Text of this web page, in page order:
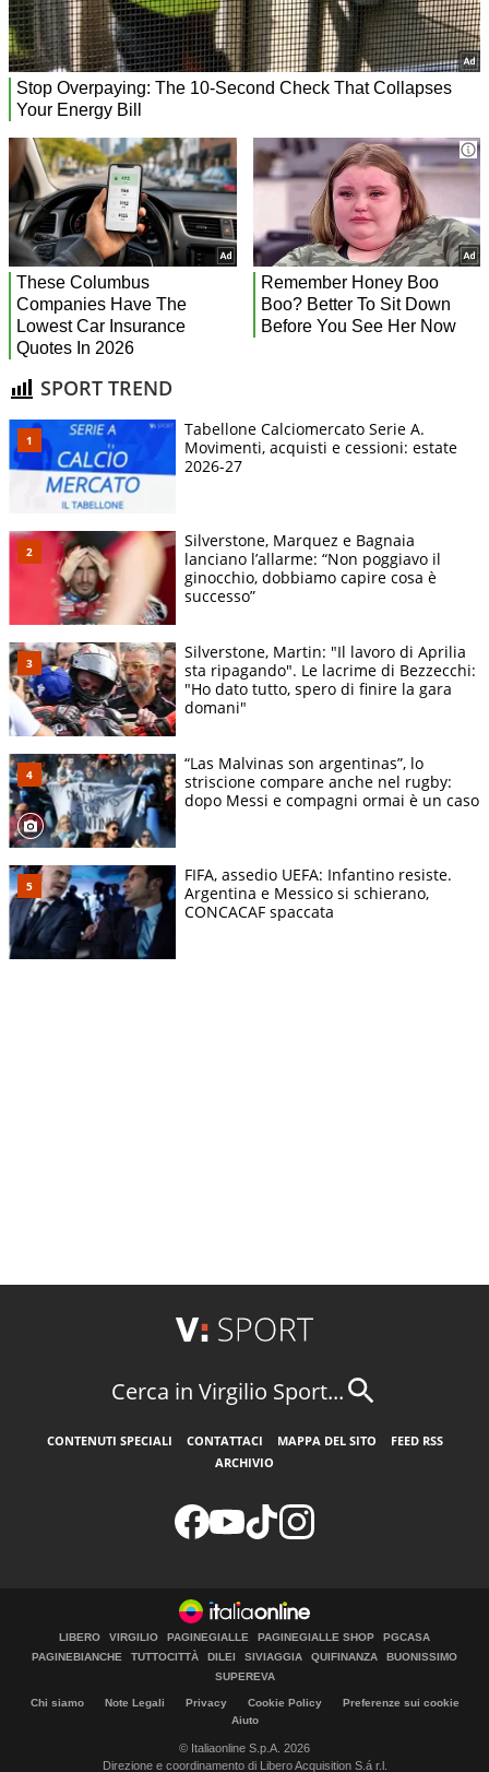
SPORT TREND
Tabellone Calciomercato Serie A.
Movimenti, acquisti e cessioni: estate
2026-27
Silverstone, Marquez e Bagnaia
lanciano l’allarme: “Non poggiavo il
ginocchio, dobbiamo capire cosa è
successo”
Silverstone, Martin: "Il lavoro di Aprilia
sta ripagando". Le lacrime di Bezzecchi:
"Ho dato tutto, spero di finire la gara
domani"
“Las Malvinas son argentinas”, lo
striscione compare anche nel rugby:
dopo Messi e compagni ormai è un caso
FIFA, assedio UEFA: Infantino resiste.
Argentina e Messico si schierano,
CONCACAF spaccata
Cerca in Virgilio Sport...
CONTENUTI SPECIALI CONTATTACI MAPPA DEL SITO
FEED RSS
ARCHIVIO
LIBERO VIRGILIO PAGINEGIALLE PAGINEGIALLE SHOP
PGCASA
PAGINEBIANCHE
TUTTOCITTÀ DILEI SIVIAGGIA QUIFINANZA
BUONISSIMO
SUPEREVA
Chi siamo Note Legali Privacy Cookie Policy
Preferenze sui cookie
Aiuto
© Italiaonline S.p.A. 2026
Direzione e coordinamento di Libero Acquisition S.á r.l.